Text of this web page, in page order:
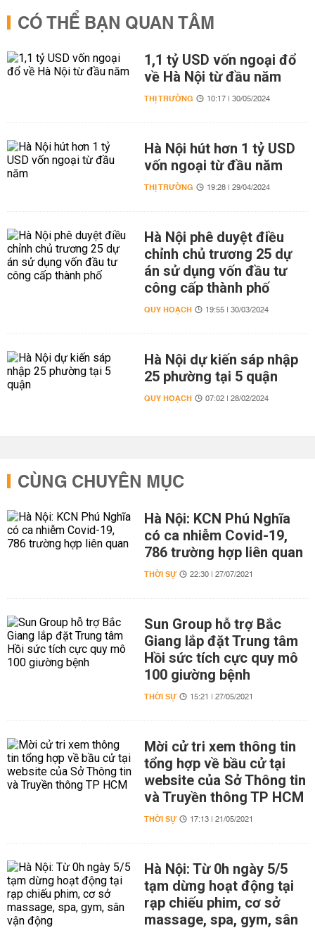
CÓ THỂ BẠN QUAN TÂM
1,1 tỷ USD vốn ngoại đổ
về Hà Nội từ đầu năm
THỊ TRƯỜNG 10:17 | 30/05/2024
Hà Nội hút hơn 1 tỷ USD
vốn ngoại từ đầu năm
THỊ TRƯỜNG 19:28 | 29/04/2024
Hà Nội phê duyệt điều
chỉnh chủ trương 25 dự
án sử dụng vốn đầu tư
công cấp thành phố
QUY HOẠCH 19:55 | 30/03/2024
Hà Nội dự kiến sáp nhập
25 phường tại 5 quận
QUY HOẠCH 07:02 | 28/02/2024
CÙNG CHUYÊN MỤC
Hà Nội: KCN Phú Nghĩa
có ca nhiễm Covid-19,
786 trường hợp liên quan
THỜI SỰ 22:30 | 27/07/2021
Sun Group hỗ trợ Bắc
Giang lắp đặt Trung tâm
Hồi sức tích cực quy mô
100 giường bệnh
THỜI SỰ 15:21 | 27/05/2021
Mời cử tri xem thông tin
tổng hợp về bầu cử tại
website của Sở Thông tin
và Truyền thông TP HCM
THỜI SỰ 17:13 | 21/05/2021
Hà Nội: Từ 0h ngày 5/5
tạm dừng hoạt động tại
rạp chiếu phim, cơ sở
massage, spa, gym, sân